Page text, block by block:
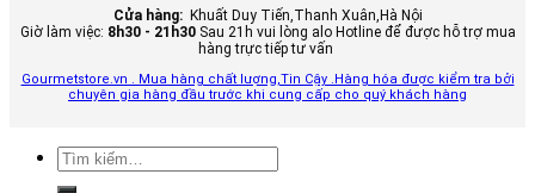
Cửa hàng:Khuất Duy Tiến,Thanh Xuân,Hà Nội
Giờ làm việc: 8h30 - 21h30Sau 21h vui lòng alo Hotline để được hỗ trợ mua
hàng trực tiếp tư vấn
Gourmetstore.vn . Mua hàng chất lượng,Tin Cậy .Hàng hóa được kiểm tra bởi
chuyên gia hàng đầu trước khi cung cấp cho quý khách hàng
Tìm